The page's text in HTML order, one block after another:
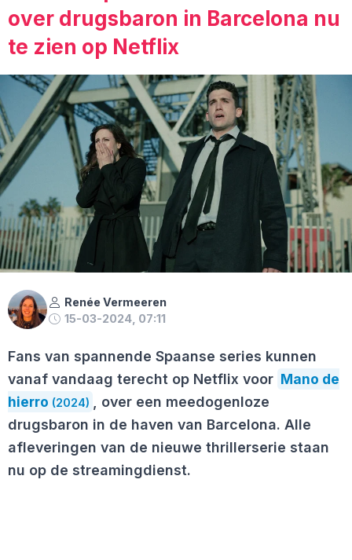
over drugsbaron in Barcelona nu
te zien op Netflix
Renée Vermeeren
15-03-2024, 07:11
Fans van spannende Spaanse series kunnen
vanaf vandaag terecht op Netflix voor Mano de
hierro (2024) , over een meedogenloze
drugsbaron in de haven van Barcelona. Alle
afleveringen van de nieuwe thrillerserie staan
nu op de streamingdienst.